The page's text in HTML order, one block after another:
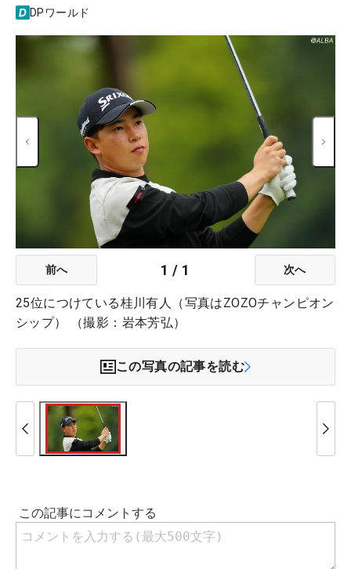
DPワールド
前へ 1 / 1 次へ
25位につけている桂川有人（写真はZOZOチャンピオン
シップ） （撮影：岩本芳弘）
この写真の記事を読む